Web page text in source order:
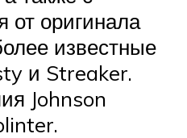
от оригинала
известные
и Streaker.
Johnson